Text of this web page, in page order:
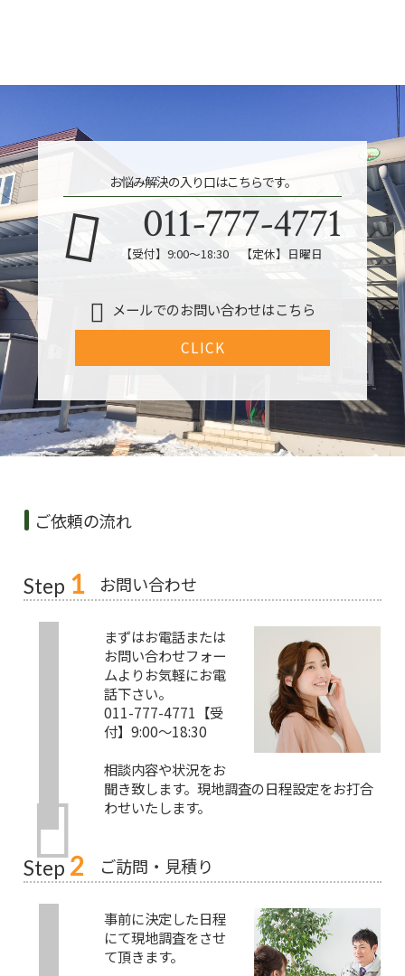
お悩み解決の入り口はこちらです。
011-777-4771
【受付】9:00～18:30 【定休】日曜日
メールでのお問い合わせはこちら
CLICK
ご依頼の流れ
Step 1 お問い合わせ
まずはお電話または
お問い合わせフォー
ムよりお気軽にお電
話下さい。
011-777-4771【受
付】9:00～18:30
相談内容や状況をお
聞き致します。現地調査の日程設定をお打合
わせいたします。
Step 2 ご訪問・見積り
事前に決定した日程
にて現地調査をさせ
て頂きます。